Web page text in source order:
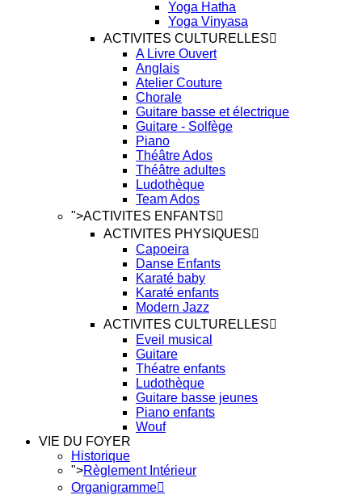
Yoga Hatha
Yoga Vinyasa
ACTIVITES CULTURELLES
A Livre Ouvert
Anglais
Atelier Couture
Chorale
Guitare basse et électrique
Guitare - Solfège
Piano
Théâtre Ados
Théâtre adultes
Ludothèque
Team Ados
">ACTIVITES ENFANTS
ACTIVITES PHYSIQUES
Capoeira
Danse Enfants
Karaté baby
Karaté enfants
Modern Jazz
ACTIVITES CULTURELLES
Eveil musical
Guitare
Théatre enfants
Ludothèque
Guitare basse jeunes
Piano enfants
Wouf
VIE DU FOYER
Historique
">Règlement Intérieur
Organigramme